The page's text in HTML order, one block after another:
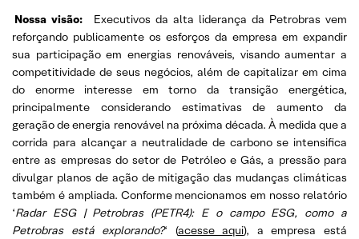
Nossa visão:
Executivos da alta liderança da Petrobras vem
reforçando publicamente os esforços da empresa em expandir
sua participação em energias renováveis, visando aumentar a
competitividade de seus negócios, além de capitalizar em cima
do enorme interesse em torno da transição energética,
principalmente considerando estimativas de aumento da
geração de energia renovável na próxima década. À medida que a
corrida para alcançar a neutralidade de carbono se intensifica
entre as empresas do setor de Petróleo e Gás, a pressão para
divulgar planos de ação de mitigação das mudanças climáticas
também é ampliada. Conforme mencionamos em nosso relatório
‘Radar ESG | Petrobras (PETR4): E o campo ESG, como a
Petrobras está explorando?‘ (acesse aqui), a empresa está